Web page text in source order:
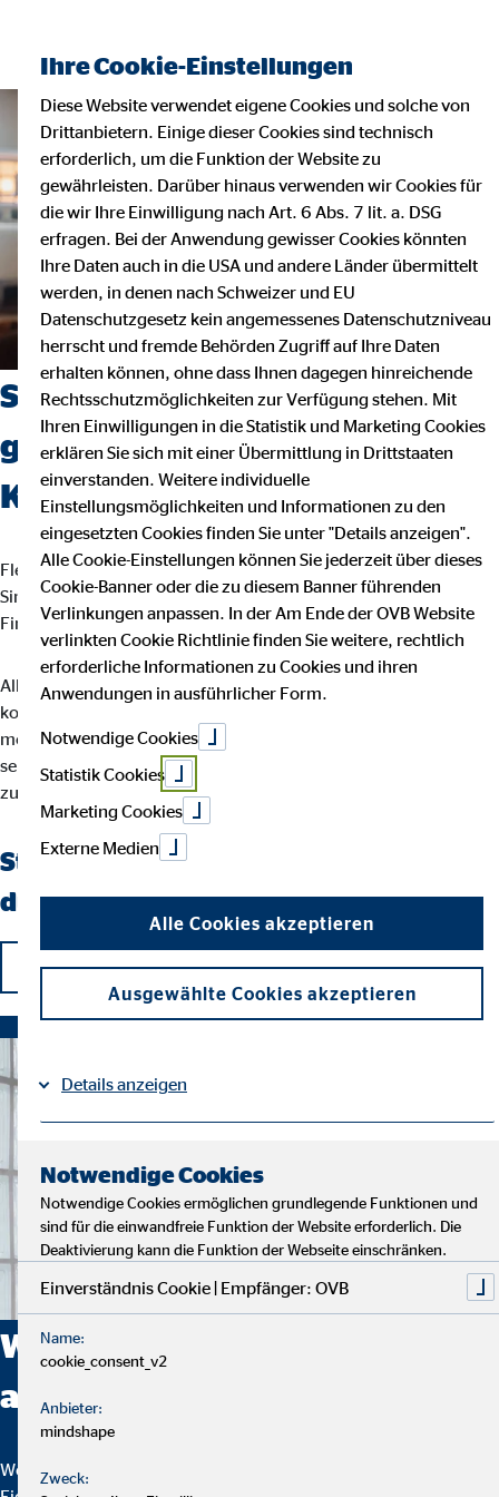
Sie wollen beruflich neue Wege
gehen? Dann starten Sie Ihre
Karriere bei uns!
Flexibilität, Selbstbestimmung und eine erfüllende Aufgabe mit
Sinn und Zweck – das ist es, was die Tätigkeit als OVB
Finanzberater so besonders macht.
Allein Ihr Einsatz entscheidet darüber, wie weit Sie bei uns
kommen können. Wenn Sie keine Lust mehr auf einen
monotonen Arbeitsalltag haben und stattdessen selbstständig
sein und gleichzeitig mit kompetenten und netten Kollegen
zusammenarbeiten möchten, sind Sie hier genau richtig.
Starten auch Sie als OVB Finanzberater
durch!
Jetzt bewerben
Was zeichnet die Arbeit bei uns
aus?
Wer einen sicheren Job sucht, bei dem Selbstbestimmung,
Ihre Cookie-Einstellungen
Diese Website verwendet eigene Cookies und solche von
Drittanbietern. Einige dieser Cookies sind technisch
erforderlich, um die Funktion der Website zu
gewährleisten. Darüber hinaus verwenden wir Cookies für
die wir Ihre Einwilligung nach Art. 6 Abs. 7 lit. a. DSG
erfragen. Bei der Anwendung gewisser Cookies könnten
Ihre Daten auch in die USA und andere Länder übermittelt
werden, in denen nach Schweizer und EU
Datenschutzgesetz kein angemessenes Datenschutzniveau
herrscht und fremde Behörden Zugriff auf Ihre Daten
erhalten können, ohne dass Ihnen dagegen hinreichende
Rechtsschutzmöglichkeiten zur Verfügung stehen. Mit
Ihren Einwilligungen in die Statistik und Marketing Cookies
erklären Sie sich mit einer Übermittlung in Drittstaaten
einverstanden. Weitere individuelle
Einstellungsmöglichkeiten und Informationen zu den
eingesetzten Cookies finden Sie unter "Details anzeigen".
Alle Cookie-Einstellungen können Sie jederzeit über dieses
Cookie-Banner oder die zu diesem Banner führenden
Verlinkungen anpassen. In der Am Ende der OVB Website
verlinkten Cookie Richtlinie finden Sie weitere, rechtlich
erforderliche Informationen zu Cookies und ihren
Anwendungen in ausführlicher Form.
Notwendige Cookies
Statistik Cookies
Marketing Cookies
Externe Medien
Alle Cookies akzeptieren
Ausgewählte Cookies akzeptieren
Details anzeigen
Notwendige Cookies
Notwendige Cookies ermöglichen grundlegende Funktionen und
sind für die einwandfreie Funktion der Website erforderlich. Die
Deaktivierung kann die Funktion der Webseite einschränken.
Einverständnis Cookie | Empfänger: OVB
Name:
cookie_consent_v2
Anbieter:
mindshape
Zweck: